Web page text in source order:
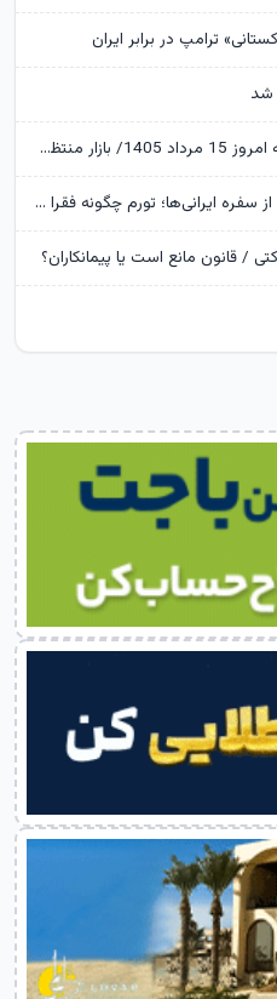
ترامپ در برابر ایران
شد
پیش‌بینی قیمت طلا، دلار و سکه امروز 15 مرداد 1405/ بازار منتظر مذاکرات تنگه هرمز
گزارش تکان‌ دهنده بانک مرکزی از سفره ایرانی‌ها؛ تورم چگونه فقرا را فقیرتر کرد؟
/ قانون مانع است یا پیمانکاران؟